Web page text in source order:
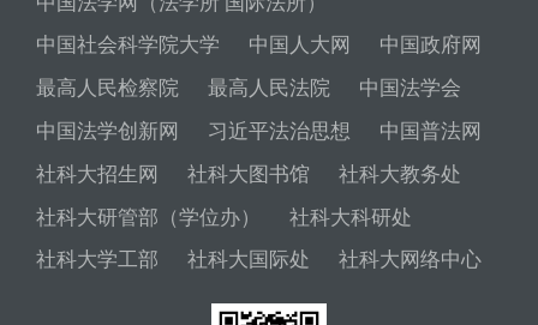
中国社会科学院大学
中国人大网
中国政府网
最高人民检察院
最高人民法院
中国法学会
中国法学创新网
习近平法治思想
中国普法网
社科大招生网
社科大图书馆
社科大教务处
社科大研管部（学位办）
社科大科研处
社科大学工部
社科大国际处 社科大网络中心